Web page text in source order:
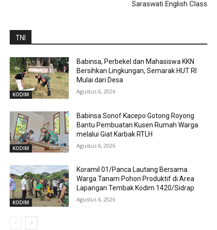
Saraswati English Class
TNI
KODIM
Babinsa, Perbekel dan Mahasiswa KKN
Bersihkan Lingkungan, Semarak HUT RI
Mulai dari Desa
Agustus 6, 2026
KODIM
Babinsa Sonof Kacepo Gotong Royong
Bantu Pembuatan Kusen Rumah Warga
melalui Giat Karbak RTLH
Agustus 6, 2026
KODIM
Koramil 01/Panca Lautang Bersama
Warga Tanam Pohon Produktif di Area
Lapangan Tembak Kodim 1420/Sidrap
Agustus 6, 2026